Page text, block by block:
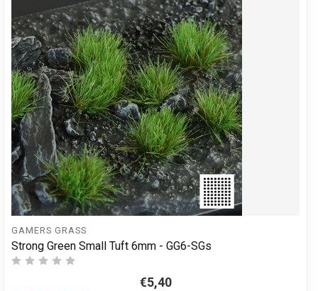
GAMERS GRASS
Strong Green Small Tuft 6mm - GG6-SGs
€5,40